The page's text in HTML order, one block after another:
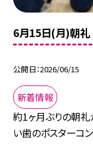
6月15日(月)朝礼
公開日 2026/06/15
新着情報
約1ヶ月ぶりの朝礼
い歯のポスターコ